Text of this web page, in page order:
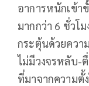
อาการหนักเข้า
มากกว่า 6 ชั่วโ
กระตุ้นด้วยควา
ไม่มีวงจรหลับ-
ที่มาจากความตั้